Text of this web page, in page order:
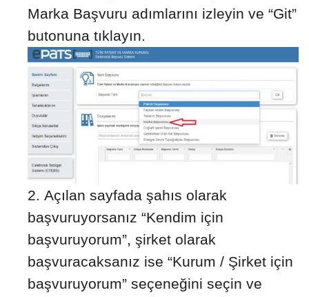
Marka Başvuru adımlarını izleyin ve “Git”
butonuna tıklayın.
Açılan sayfada şahıs olarak
başvuruyorsanız “Kendim için
başvuruyorum”, şirket olarak
başvuracaksanız ise “Kurum / Şirket için
başvuruyorum” seçeneğini seçin ve